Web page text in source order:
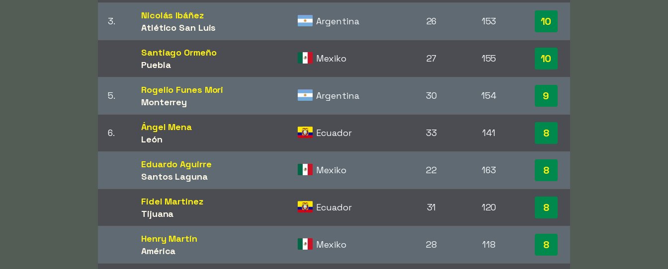
3.
Nicolás Ibáñez
Atlético San Luis
Argentina 26 153 10
Santiago Ormeño
Puebla
Mexiko 27 155 10
5.
Rogelio Funes Mori
Monterrey
Argentina 30 154 9
6.
Ángel Mena
León
Ecuador 33 141 8
Eduardo Aguirre
Santos Laguna
Mexiko 22 163 8
Fidel Martinez
Tijuana
Ecuador 31 120 8
Henry Martín
América
Mexiko 28 118 8